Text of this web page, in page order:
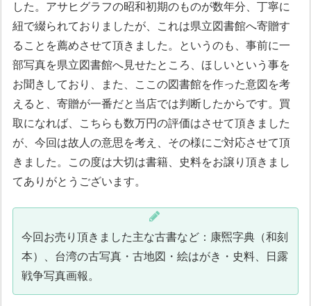
した。アサヒグラフの昭和初期のものが数年分、丁寧に
紐で綴られておりましたが、これは県立図書館へ寄贈す
ることを薦めさせて頂きました。というのも、事前に一
部写真を県立図書館へ見せたところ、ほしいという事を
お聞きしており、また、ここの図書館を作った意図を考
えると、寄贈が一番だと当店では判断したからです。買
取になれば、こちらも数万円の評価はさせて頂きました
が、今回は故人の意思を考え、その様にご対応させて頂
きました。この度は大切は書籍、史料をお譲り頂きまし
てありがとうございます。
今回お売り頂きました主な古書など：康煕字典（和刻
本）、台湾の古写真・古地図・絵はがき・史料、日露
戦争写真画報。